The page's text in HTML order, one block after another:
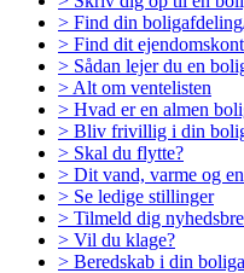
> Find din
> Find dit
> Sådan lejer du en
> Alt om ventelisten
> Hvad er en almen
> Bliv frivillig i din
> Skal du flytte?
> Dit vand, varme og
> Se ledige stillinger
> Tilmeld dig
> Vil du klage?
> Beredskab i din